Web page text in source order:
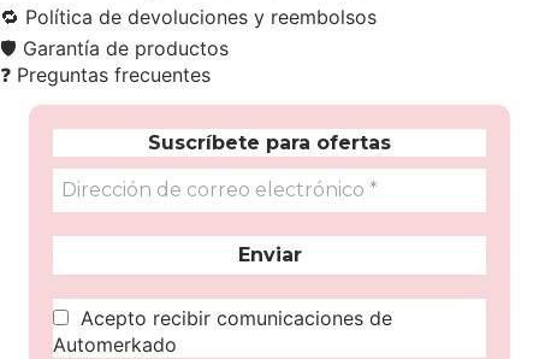
🔁 Política de devoluciones y reembolsos
🛡️ Garantía de productos
❓ Preguntas frecuentes
Suscríbete para ofertas
Acepto recibir comunicaciones de
Automerkado